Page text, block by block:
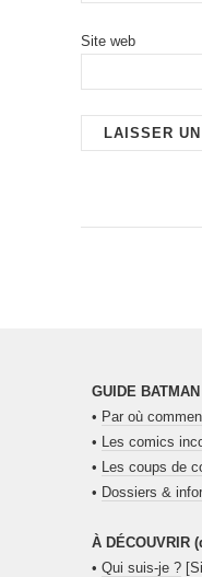
Site web
GUIDE BATMAN
• Par où
• Les comics
• Les coups de
• Dossiers &
À DÉCOUVRIR
• Qui suis-je ?